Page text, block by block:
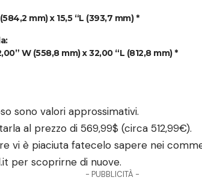
mm) x 15,5 “L (393,7 mm) *
W (558,8 mm) x 32,00 “L (812,8 mm) *
sono valori approssimativi.
al prezzo di 569,99$ (circa 512,99€).
vi è piaciuta fatecelo sapere nei
per scoprirne di nuove.
- PUBBLICITÀ -